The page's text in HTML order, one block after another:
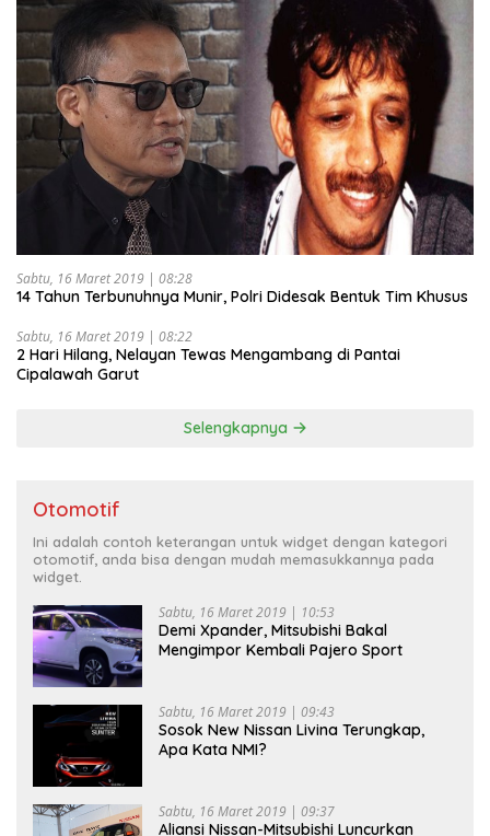
Sabtu, 16 Maret 2019 | 08:28
14 Tahun Terbunuhnya Munir, Polri Didesak Bentuk Tim Khusus
Sabtu, 16 Maret 2019 | 08:22
2 Hari Hilang, Nelayan Tewas Mengambang di Pantai
Cipalawah Garut
Selengkapnya
Otomotif
Ini adalah contoh keterangan untuk widget dengan kategori
otomotif, anda bisa dengan mudah memasukkannya pada
widget.
Sabtu, 16 Maret 2019 | 10:53
Demi Xpander, Mitsubishi Bakal
Mengimpor Kembali Pajero Sport
Sabtu, 16 Maret 2019 | 09:43
Sosok New Nissan Livina Terungkap,
Apa Kata NMI?
Sabtu, 16 Maret 2019 | 09:37
Aliansi Nissan-Mitsubishi Luncurkan